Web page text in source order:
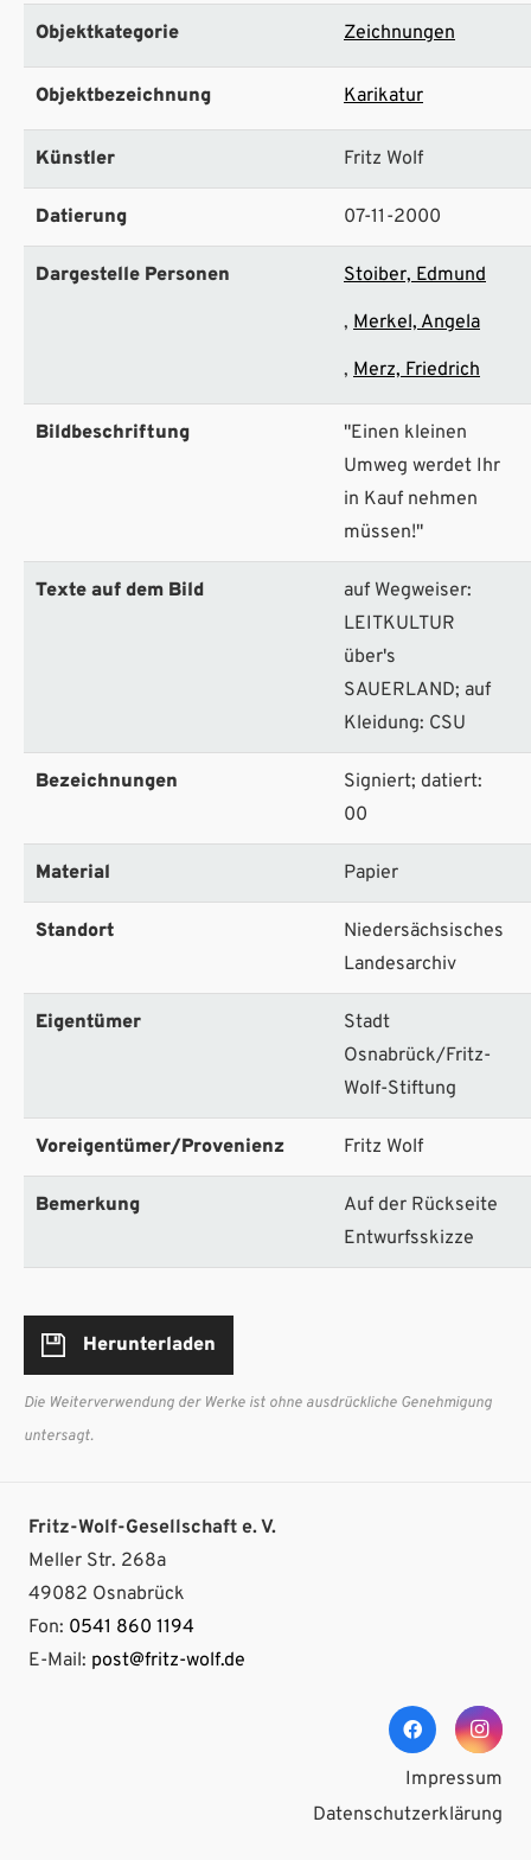
Objektkategorie Zeichnungen
Objektbezeichnung Karikatur
Künstler Fritz Wolf
Datierung 07-11-2000
Dargestelle Personen
Stoiber, Edmund
Merkel, Angela
Merz, Friedrich
Bildbeschriftung
"Einen kleinen
Umweg werdet Ihr
in Kauf nehmen
müssen!"
Texte auf dem Bild
auf Wegweiser:
LEITKULTUR
über's
SAUERLAND; auf
Kleidung: CSU
Bezeichnungen
Signiert; datiert:
00
Material Papier
Standort
Niedersächsisches
Landesarchiv
Eigentümer
Stadt
Osnabrück/Fritz-
Wolf-Stiftung
Voreigentümer/Provenienz Fritz Wolf
Bemerkung
Auf der Rückseite
Entwurfsskizze
Herunterladen
Die Weiterverwendung der Werke ist ohne ausdrückliche Genehmigung
untersagt.
Fritz-Wolf-Gesellschaft e. V.
Meller Str. 268a
49082 Osnabrück
Fon: 0541 860 1194
E-Mail: post@fritz-wolf.de
Impressum
Datenschutzerklärung